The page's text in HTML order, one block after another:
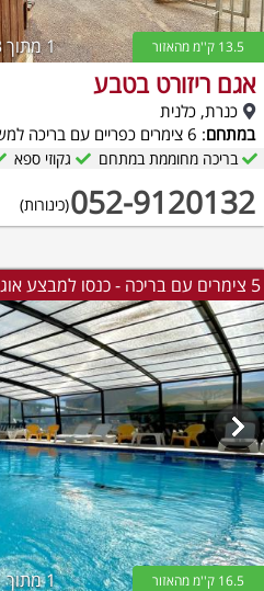
1מתוך 13 13.5 ק''מ מהאזור
אגם ריזורט בטבע
כנרת, כלנית
במתחם: 6 צימרים כפריים עם בריכה למשפחות
052-9120132(כינורות)
בריכה מחוממת במתחם גקוזי ספא
5 צימרים עם בריכה - כנסו למבצע אוגוסט
1מתוך 21 16.5 ק''מ מהאזור